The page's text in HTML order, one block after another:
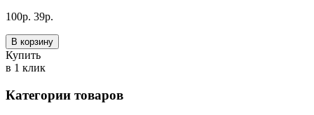
100р. 39р.
В корзину
Купить
в 1 клик
Категории товаров